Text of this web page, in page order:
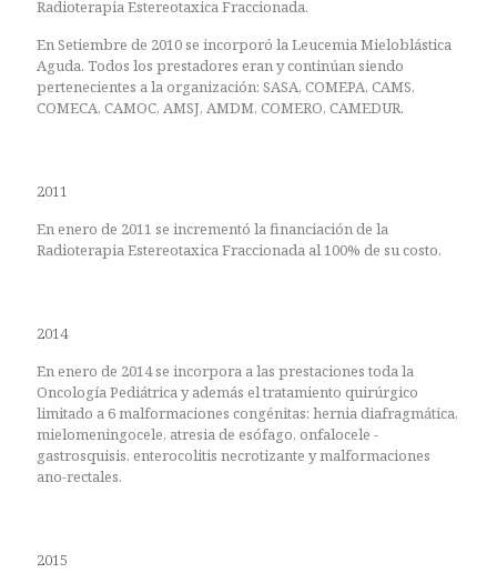
Radioterapia Estereotaxica Fraccionada.
En Setiembre de 2010 se incorporó la Leucemia Mieloblástica
Aguda. Todos los prestadores eran y continúan siendo
pertenecientes a la organización: SASA, COMEPA, CAMS,
COMECA, CAMOC, AMSJ, AMDM, COMERO, CAMEDUR.
2011
En enero de 2011 se incrementó la financiación de la
Radioterapia Estereotaxica Fraccionada al 100% de su costo.
2014
En enero de 2014 se incorpora a las prestaciones toda la
Oncología Pediátrica y además el tratamiento quirúrgico
limitado a 6 malformaciones congénitas: hernia diafragmática,
mielomeningocele, atresia de esófago, onfalocele -
gastrosquisis, enterocolitis necrotizante y malformaciones
ano-rectales.
2015